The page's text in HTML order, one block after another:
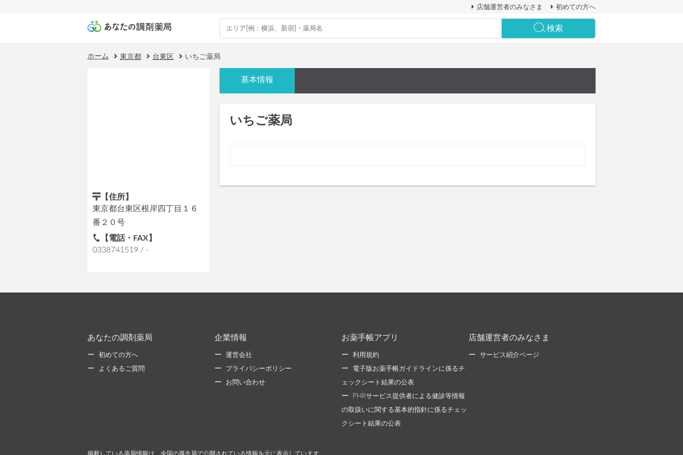
店舗運営者のみなさま 初めての方へ
検索
ホーム 東京都 台東区 いちご薬局
【住所】
東京都台東区根岸四丁目１６
番２０号
【電話・FAX】
0338741519 / -
基本情報
いちご薬局
あなたの調剤薬局
初めての方へ
よくあるご質問
企業情報
運営会社
プライバシーポリシー
お問い合わせ
お薬手帳アプリ
利用規約
電子版お薬手帳ガイドラインに係るチ
ェックシート結果の公表
PHRサービス提供者による健診等情報
の取扱いに関する基本的指針に係るチェッ
クシート結果の公表
店舗運営者のみなさま
サービス紹介ページ
掲載している薬局情報は、全国の厚生局で公開されている情報を元に表示しています。